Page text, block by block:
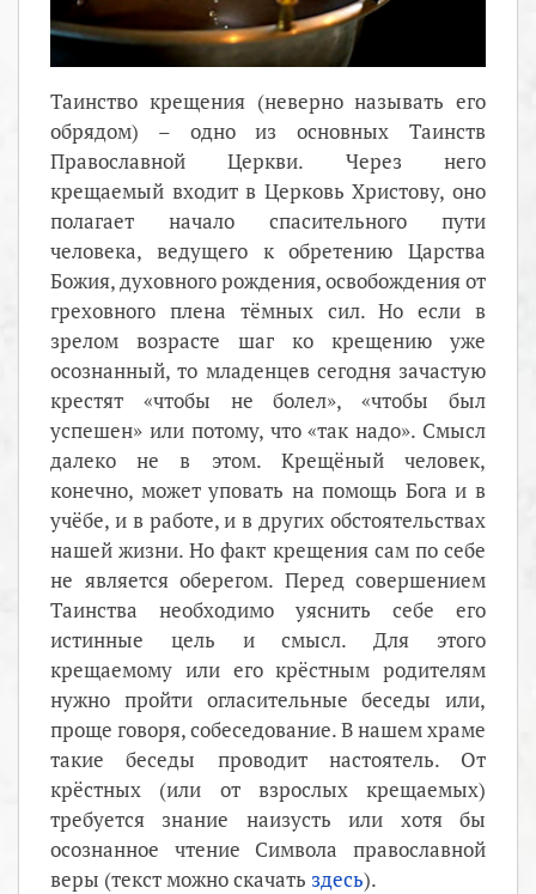
Таинство крещения (неверно называть его
обрядом) – одно из основных Таинств
Православной Церкви. Через него
крещаемый входит в Церковь Христову, оно
полагает начало спасительного пути
человека, ведущего к обретению Царства
Божия, духовного рождения, освобождения от
греховного плена тёмных сил. Но если в
зрелом возрасте шаг ко крещению уже
осознанный, то младенцев сегодня зачастую
крестят «чтобы не болел», «чтобы был
успешен» или потому, что «так надо». Смысл
далеко не в этом. Крещёный человек,
конечно, может уповать на помощь Бога и в
учёбе, и в работе, и в других обстоятельствах
нашей жизни. Но факт крещения сам по себе
не является оберегом. Перед совершением
Таинства необходимо уяснить себе его
истинные цель и смысл. Для этого
крещаемому или его крёстным родителям
нужно пройти огласительные беседы или,
проще говоря, собеседование. В нашем храме
такие беседы проводит настоятель. От
крёстных (или от взрослых крещаемых)
требуется знание наизусть или хотя бы
осознанное чтение Символа православной
веры (текст можно скачать здесь).